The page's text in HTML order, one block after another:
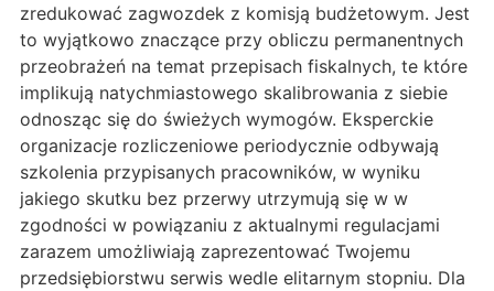
zredukować zagwozdek z komisją budżetowym. Jest
to wyjątkowo znaczące przy obliczu permanentnych
przeobrażeń na temat przepisach fiskalnych, te które
implikują natychmiastowego skalibrowania z siebie
odnosząc się do świeżych wymogów. Eksperckie
organizacje rozliczeniowe periodycznie odbywają
szkolenia przypisanych pracowników, w wyniku
jakiego skutku bez przerwy utrzymują się w w
zgodności w powiązaniu z aktualnymi regulacjami
zarazem umożliwiają zaprezentować Twojemu
przedsiębiorstwu serwis wedle elitarnym stopniu. Dla